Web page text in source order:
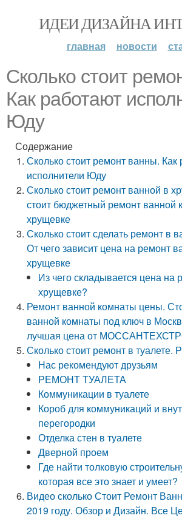
ИДЕИ ДИЗАЙНА
главная новости
Сколько стоит
Как работают
Юду
Содержание
Сколько стоит ремонт ванны. Как
исполнители Юду
Сколько стоит ремонт ванной в
стоит бюджетный ремонт ванной
хрущевке
Сколько стоит сделать ремонт в
От чего зависит цена на ремонт
хрущевке
Из чего складывается цена на
хрущевке?
Ремонт ванной комнаты цены.
ванной комнаты под ключ в
лучшая цена от
Сколько стоит ремонт в
Нас рекомендуют друзьям
РЕМОНТ ТУАЛЕТА
Коммуникации в туалете
Короб для коммуникаций и
перегородки
Отделка стен в туалете
Дверной проем
Где найти толковую
которая все это знает и умеет?
Видео сколько Стоит Ремонт
2019 году. Обзор и Дизайн. Все